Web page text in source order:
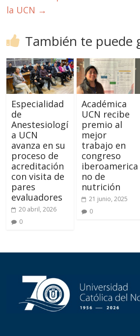
la UCN →
También te puede
Especialidad
de
Anestesiologí
a UCN
avanza en su
proceso de
acreditación
con visita de
pares
evaluadores
20 abril, 2026
0
Académica
UCN recibe
premio al
mejor
trabajo en
congreso
iberoamerica
no de
nutrición
21 junio, 2025
0